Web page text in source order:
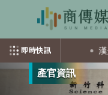
即時快訊
個資？ 漢光42
產官資訊